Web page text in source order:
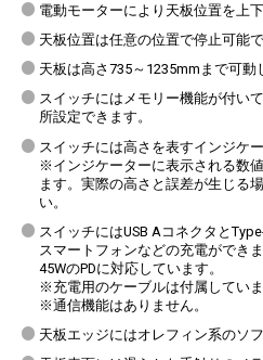
電動モーターにより天板位置を上
天板位置は任意の位置で停止可能で
天板は高さ735～1235mmまで可動
スイッチにはメモリー機能が付い
所設定できます。
スイッチには高さを表すインジケ
※インジケーターに表示される数
ます。実際の高さと誤差が生じる
い。
スイッチにはUSB Aコネクタと
スマートフォンなどの充電ができ
45WのPDに対応しています。
※充電用のケーブルは付属していま
※通信機能はありません。
天板エッジにはオレフィン系のソ